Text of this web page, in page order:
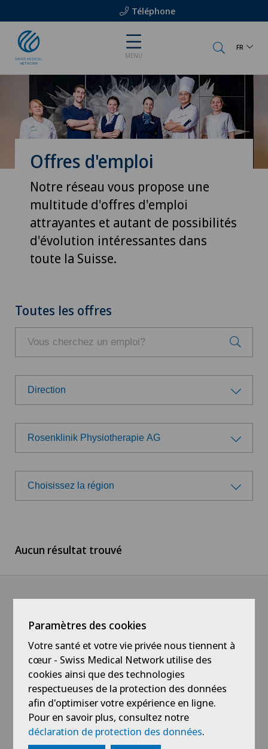
Téléphone
MENU
FR
Offres d'emploi
Notre réseau vous propose une
multitude d'offres d'emploi
attrayantes et autant de possibilités
d'évolution intéressantes dans
toute la Suisse.
Toutes les offres
Direction
Groupe professionnel
Administration
Direction
Médecin
Service aux Patients
Stagiaires et apprentis
Rosenklinik Physiotherapie AG
Choisissez un hôpital/une clinique
Swiss Medical Network
Ärztezentrum Siloah Liebefeld
Ärztezentrum Siloah Murten
Ärztezentrum Solothurn
Centre Médico-Chirurgical des Eaux-Vives
Centro Medico Blenio
Choisissez la région
Suisse romande
Aucun résultat trouvé
Liens
Paramètres des cookies
Votre santé et votre vie privée nous tiennent à
cœur - Swiss Medical Network utilise des
cookies ainsi que des technologies
respectueuses de la protection des données
afin d'optimiser votre expérience en ligne.
Pour en savoir plus, consultez notre
déclaration de protection des données.